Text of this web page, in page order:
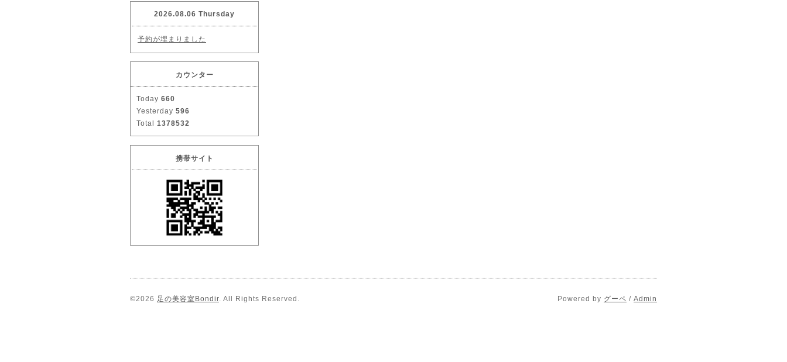
2026.08.06 Thursday
予約が埋まりました
カウンター
Today 660
Yesterday 596
Total 1378532
携帯サイト
©2026 足の美容室Bondir. All Rights Reserved. Powered by グーペ / Admin